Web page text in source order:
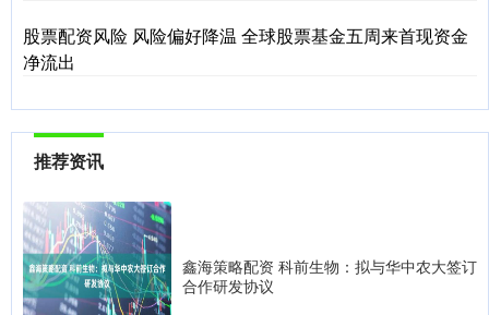
股票配资风险 风险偏好降温 全球股票基金五周来首现资金
净流出
推荐资讯
鑫海策略配资 科前生物：拟与华中农大签订
合作研发协议